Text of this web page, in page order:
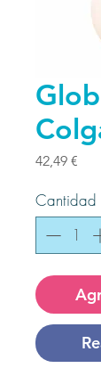
42,49 €
Cantidad